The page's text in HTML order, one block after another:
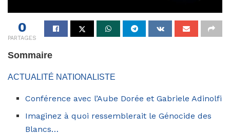
0
PARTAGES
Sommaire
ACTUALITÉ NATIONALISTE
Conférence avec l’Aube Dorée et Gabriele Adinolfi
Imaginez à quoi ressemblerait le Génocide des
Blancs…